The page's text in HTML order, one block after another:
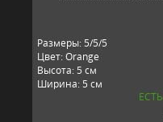
Размеры: 5/5/5
Цвет: Orange
Высота: 5 см
Ширина: 5 см